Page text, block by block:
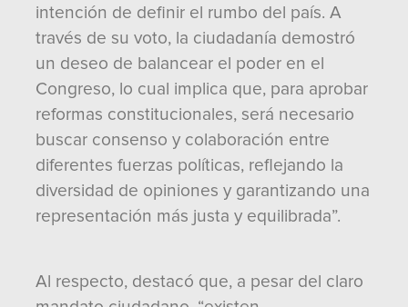
intención de definir el rumbo del país. A
través de su voto, la ciudadanía demostró
un deseo de balancear el poder en el
Congreso, lo cual implica que, para aprobar
reformas constitucionales, será necesario
buscar consenso y colaboración entre
diferentes fuerzas políticas, reflejando la
diversidad de opiniones y garantizando una
representación más justa y equilibrada”.
Al respecto, destacó que, a pesar del claro